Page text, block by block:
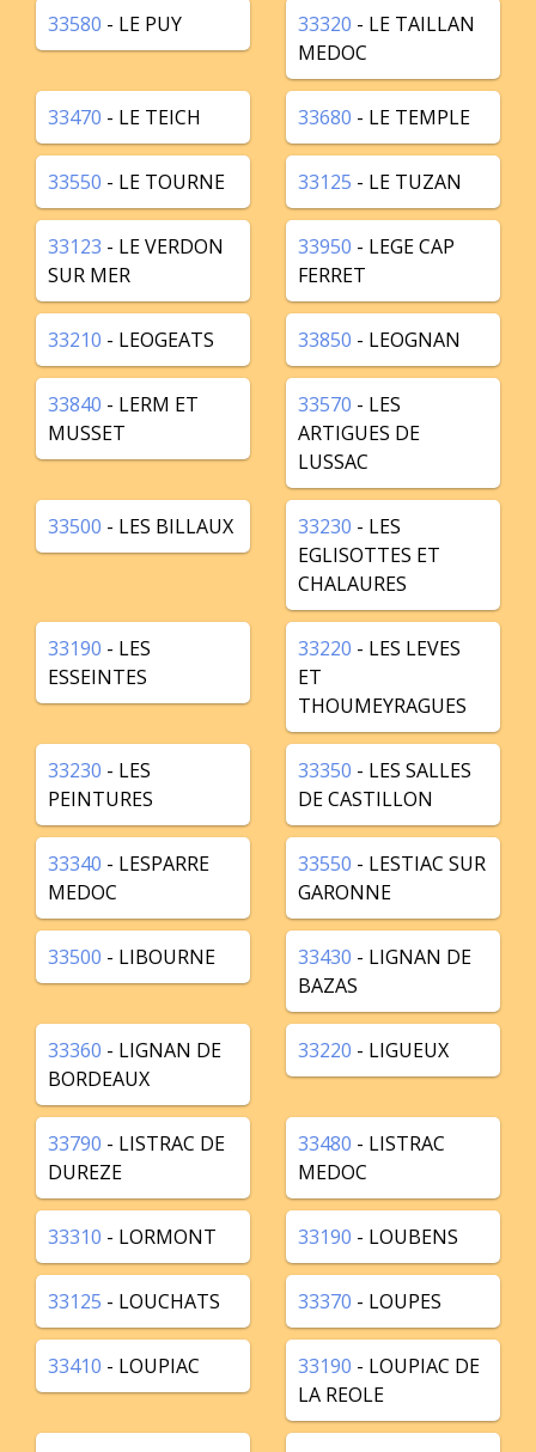
33580 - LE PUY 33320 - LE TAILLAN
MEDOC
33470 - LE TEICH 33680 - LE TEMPLE
33550 - LE TOURNE 33125 - LE TUZAN
33123 - LE VERDON
SUR MER
33950 - LEGE CAP
FERRET
33210 - LEOGEATS 33850 - LEOGNAN
33840 - LERM ET
MUSSET
33570 - LES
ARTIGUES DE
LUSSAC
33500 - LES BILLAUX 33230 - LES
EGLISOTTES ET
CHALAURES
33190 - LES
ESSEINTES
33220 - LES LEVES
ET
THOUMEYRAGUES
33230 - LES
PEINTURES
33350 - LES SALLES
DE CASTILLON
33340 - LESPARRE
MEDOC
33550 - LESTIAC SUR
GARONNE
33500 - LIBOURNE 33430 - LIGNAN DE
BAZAS
33360 - LIGNAN DE
BORDEAUX
33220 - LIGUEUX
33790 - LISTRAC DE
DUREZE
33480 - LISTRAC
MEDOC
33310 - LORMONT 33190 - LOUBENS
33125 - LOUCHATS 33370 - LOUPES
33410 - LOUPIAC 33190 - LOUPIAC DE
LA REOLE